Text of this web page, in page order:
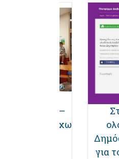
Ελληνικά –
Συμμετέχω
για